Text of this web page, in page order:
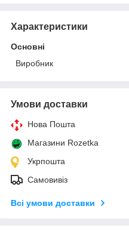
Характеристики
Основні
Виробник
Умови доставки
Нова Пошта
Магазини Rozetka
Укрпошта
Самовивіз
Всі умови доставки